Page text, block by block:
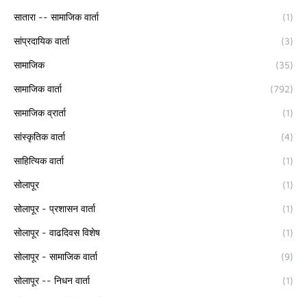
सातारा -- सामाजिक वार्ता (1)
सांप्रदायिक वार्ता (3)
सामाजिक (35)
सामाजिक वार्ता (792)
सामाजिक व्रार्ता (1)
सांस्कृतिक वार्ता (4)
साहित्यिक वार्ता (1)
सोलापूर (1)
सोलापूर - प्रशासन वार्ता (1)
सोलापूर - वाढदिवस विशेष (1)
सोलापूर - सामाजिक वार्ता (9)
सोलापूर -- निधन वार्ता (1)